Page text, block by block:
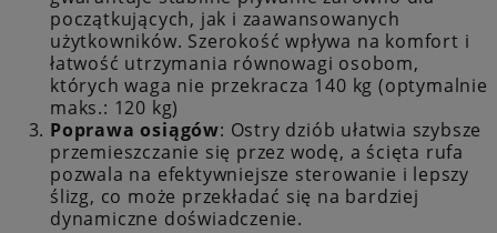
początkujących, jak i zaawansowanych
użytkowników. Szerokość wpływa na komfort i
łatwość utrzymania równowagi osobom,
których waga nie przekracza 140 kg (optymalnie
maks.: 120 kg)
Poprawa osiągów: Ostry dziób ułatwia szybsze
przemieszczanie się przez wodę, a ścięta rufa
pozwala na efektywniejsze sterowanie i lepszy
ślizg, co może przekładać się na bardziej
dynamiczne doświadczenie.